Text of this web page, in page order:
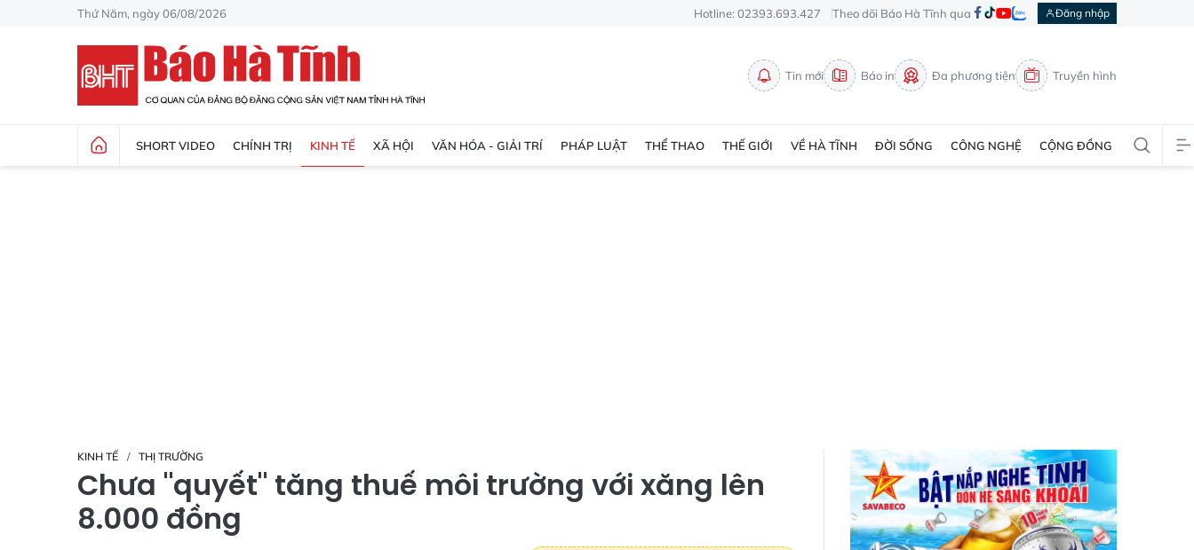
Thứ Năm, ngày 06/08/2026 Hotline: 02393.693.427 Theo dõi Báo Hà Tĩnh qua Đăng nhập
Tin mới Báo in Đa phương tiện Truyền hình
SHORT VIDEO CHÍNH TRỊ KINH TẾ XÃ HỘI VĂN HÓA - GIẢI TRÍ PHÁP LUẬT THỂ THAO THẾ GIỚI VỀ HÀ TĨNH ĐỜI SỐNG CÔNG NGHỆ CỘNG ĐỒNG
KINH TẾ THỊ TRƯỜNG
Chưa "quyết" tăng thuế môi trường với xăng lên
8.000 đồng